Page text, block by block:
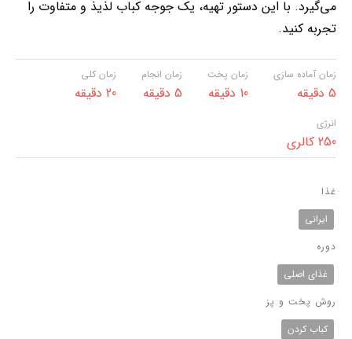
می‌گیرد. با این دستور تهیه، یک جوجه کباب لذیذ و متفاوت را
تجربه کنید.
زمان آماده سازی
5 دقیقه
زمان پخت
10 دقیقه
زمان انجام
5 دقیقه
زمان کلی
20 دقیقه
انرژی
250 کالری
غذا
ایرانی
دوره
غذای اصلی
روش پخت و پز
کباب کردن